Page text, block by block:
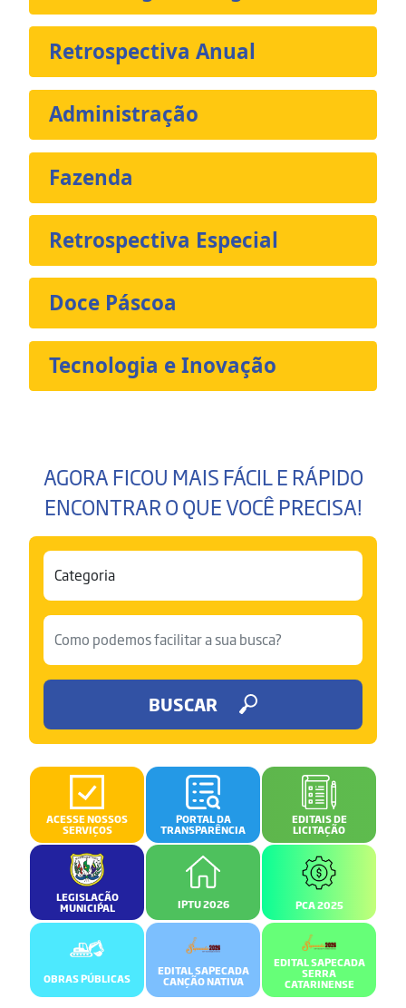
Retrospectiva Anual
Administração
Fazenda
Retrospectiva Especial
Doce Páscoa
Tecnologia e Inovação
AGORA FICOU MAIS FÁCIL E RÁPIDO
ENCONTRAR O QUE VOCÊ PRECISA!
BUSCAR
ACESSE NOSSOS
SERVIÇOS
PORTAL DA
TRANSPARÊNCIA
EDITAIS DE
LICITAÇÃO
LEGISLAÇÃO
MUNICIPAL IPTU 2026 PCA 2025
OBRAS PÚBLICAS
EDITAL SAPECADA
CANÇÃO NATIVA
EDITAL SAPECADA
SERRA
CATARINENSE